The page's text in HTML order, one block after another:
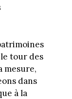
tour des
mesure,
dans
à la